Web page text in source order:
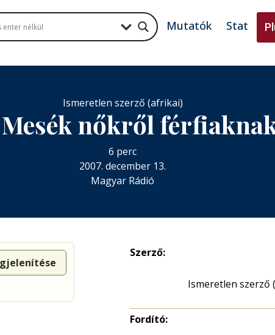
Mutatók Stat
Ismeretlen szerző (afrikai)
Mesék nőkről
6 perc
2007. december 13.
Magyar Rádió
Szerző:
Ismeretlen szerző
Fordító: